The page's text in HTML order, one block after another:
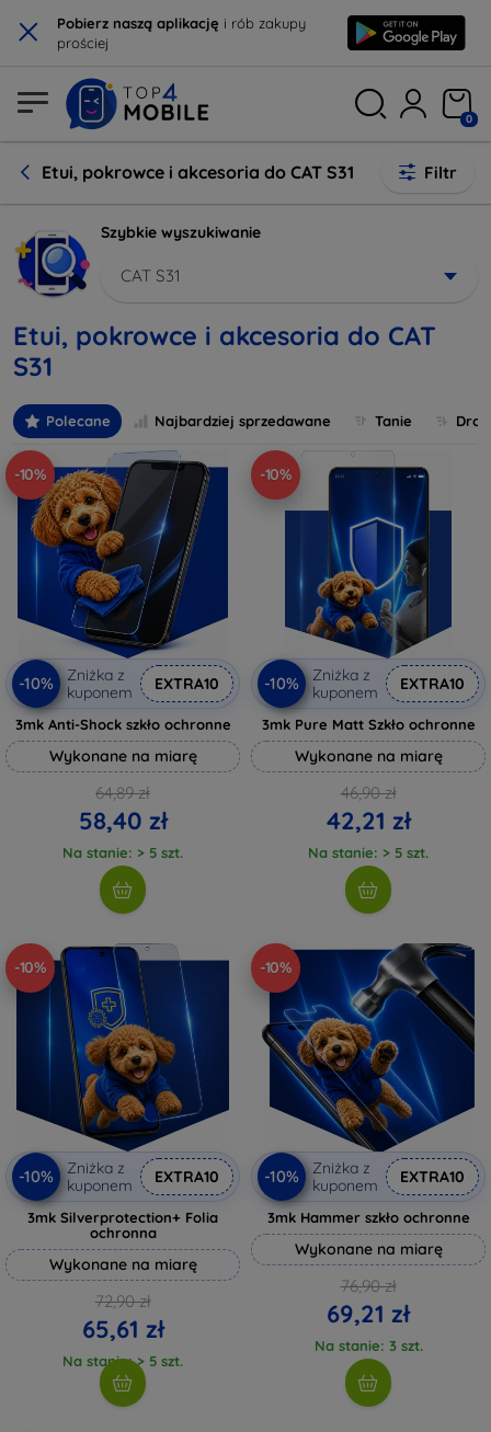
× Pobierz naszą aplikację i rób zakupy
prościej
0
Etui, pokrowce i akcesoria do CAT S31 Filtr
Szybkie wyszukiwanie
CAT S31
Etui, pokrowce i akcesoria do CAT
S31
Polecane Najbardziej sprzedawane Tanie
-10%
-10%
Zniżka z
kuponem
EXTRA10
3mk Anti-Shock szkło ochronne
Wykonane na miarę
64,89 zł
58,40 zł
Na stanie: > 5 szt.
-10%
-10%
Zniżka z
kuponem
EXTRA10
3mk Pure Matt Szkło ochronne
Wykonane na miarę
46,90 zł
42,21 zł
Na stanie: > 5 szt.
-10%
-10%
Zniżka z
kuponem
EXTRA10
3mk Silverprotection+ Folia
ochronna
Wykonane na miarę
72,90 zł
65,61 zł
Na stanie: > 5 szt.
-10%
-10%
Zniżka z
kuponem
EXTRA10
3mk Hammer szkło ochronne
Wykonane na miarę
76,90 zł
69,21 zł
Na stanie: 3 szt.